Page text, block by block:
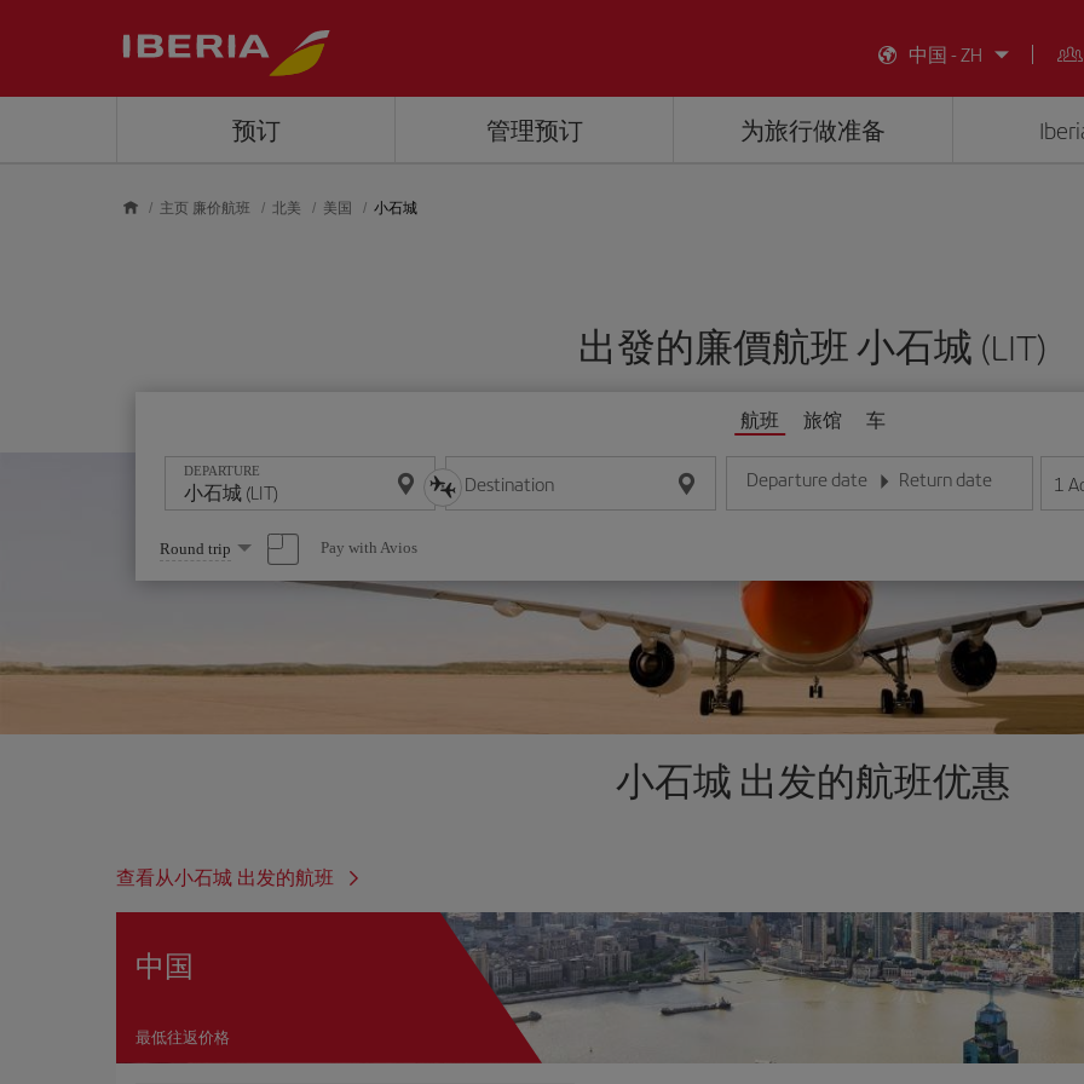
中国 - ZH
预订 管理预订 为旅行做准备
主页 廉价航班 北美 美国 小石城
出發的廉價航班 小石城 (LIT)
航班 旅馆 车
DEPARTURE Destination Departure date
请输入日期，格式为日/月/年
Return date
请输入日期，格式为日/月/年
1
Select
one
option
Round trip Pay with Avios
小石城 出发的航班优惠
查看从小石城 出发的航班
中国
最低往返价格